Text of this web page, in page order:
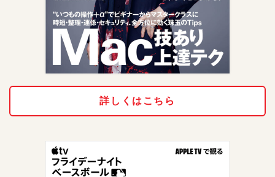
詳しくはこちら